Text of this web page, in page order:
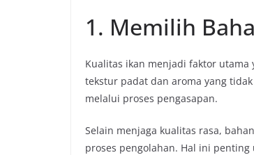
1. Memilih
Kualitas ikan menjadi faktor
tekstur padat dan aroma yang
melalui proses pengasapan.
Selain menjaga kualitas rasa,
proses pengolahan. Hal ini